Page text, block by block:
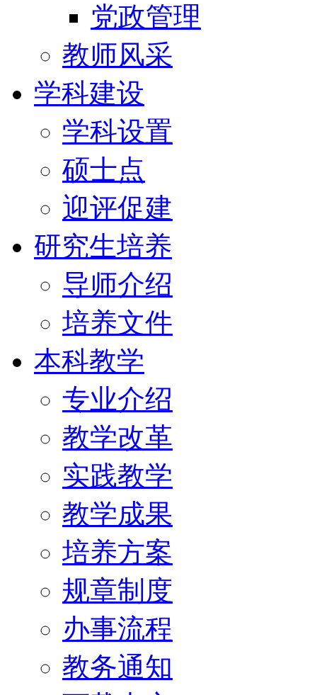
党政管理
教师风采
学科建设
学科设置
硕士点
迎评促建
研究生培养
导师介绍
培养文件
本科教学
专业介绍
教学改革
实践教学
教学成果
培养方案
规章制度
办事流程
教务通知